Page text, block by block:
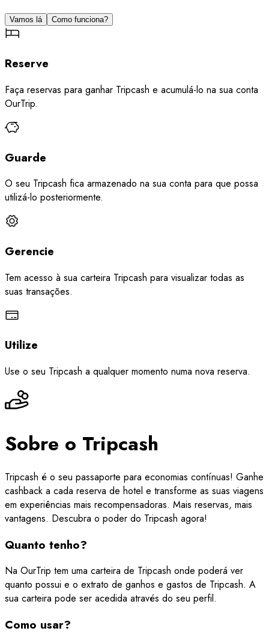
Vamos lá Como funciona?
Reserve
Faça reservas para ganhar Tripcash e acumulá-lo na sua conta
OurTrip.
Guarde
O seu Tripcash fica armazenado na sua conta para que possa
utilizá-lo posteriormente.
Gerencie
Tem acesso à sua carteira Tripcash para visualizar todas as
suas transações.
Utilize
Use o seu Tripcash a qualquer momento numa nova reserva.
Sobre o Tripcash
Tripcash é o seu passaporte para economias contínuas! Ganhe
cashback a cada reserva de hotel e transforme as suas viagens
em experiências mais recompensadoras. Mais reservas, mais
vantagens. Descubra o poder do Tripcash agora!
Quanto tenho?
Na OurTrip tem uma carteira de Tripcash onde poderá ver
quanto possui e o extrato de ganhos e gastos de Tripcash. A
sua carteira pode ser acedida através do seu perfil.
Como usar?